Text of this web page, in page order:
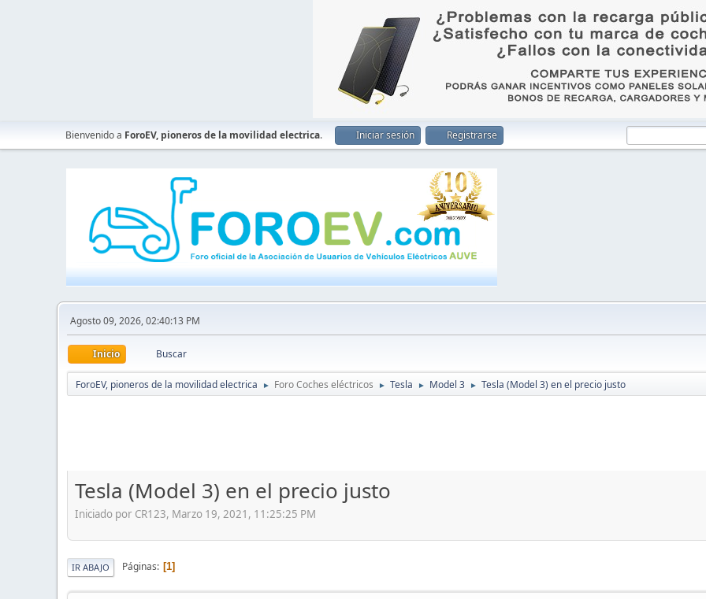
Bienvenido a ForoEV, pioneros de la movilidad electrica. Iniciar sesión Registrarse
Agosto 09, 2026, 02:40:13 PM
Inicio Buscar
ForoEV, pioneros de la movilidad electrica ► Foro Coches eléctricos ► Tesla ► Model 3 ► Tesla (Model 3) en el precio justo
Tesla (Model 3) en el precio justo
Iniciado por CR123, Marzo 19, 2021, 11:25:25 PM
IR ABAJO Páginas 1